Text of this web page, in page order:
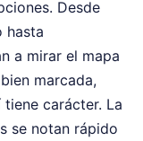
Desde
hasta
a mirar el mapa
marcada,
carácter. La
se notan rápido